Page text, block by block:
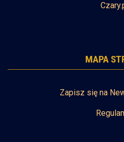
MAPA
Zapisz się na